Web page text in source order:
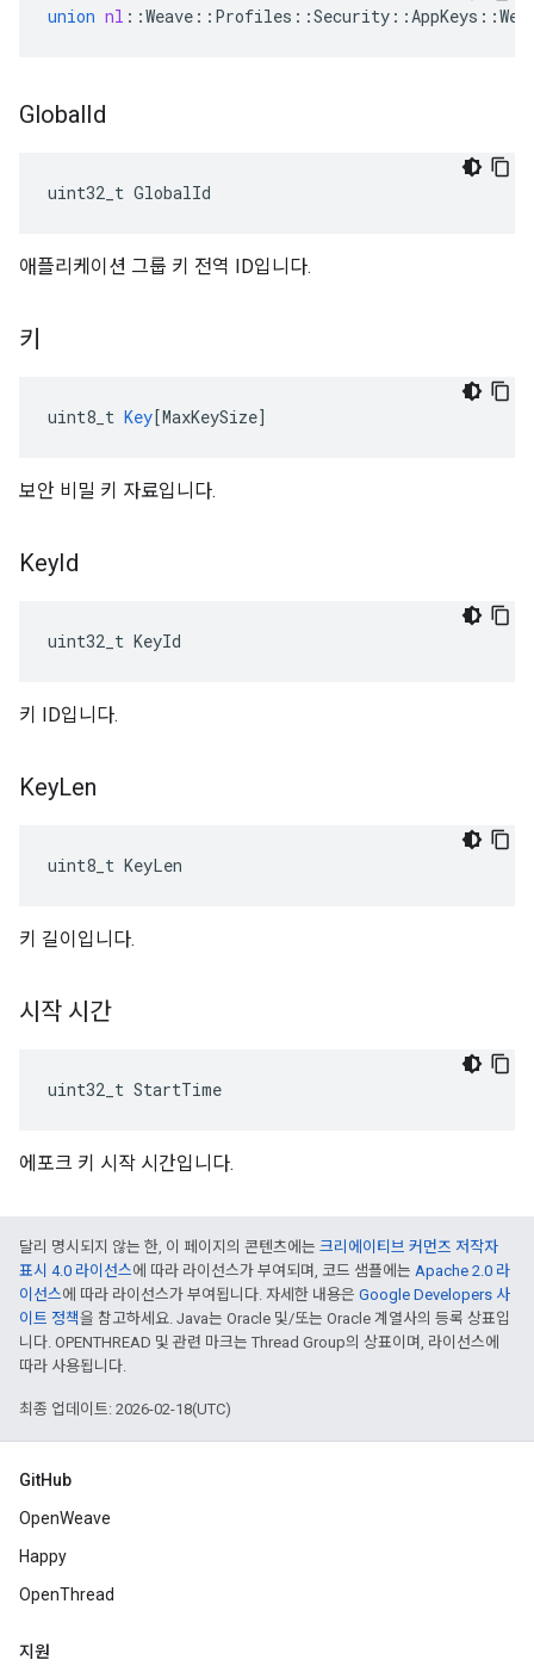
union nl ::Weave :: Profiles ::Security ::AppKeys ::
GlobalId
uint32_t GlobalId
애플리케이션 그룹 키 전역 ID입니다.
키
uint8_t Key[MaxKeySize]
보안 비밀 키 자료입니다.
KeyId
uint32_t KeyId
키 ID입니다.
KeyLen
uint8_t KeyLen
키 길이입니다.
시작 시간
uint32_t StartTime
에포크 키 시작 시간입니다.
달리 명시되지 않는 한, 이 페이지의 콘텐츠에는 크리에이티브 커먼즈 저작자
표시 4.0 라이선스에 따라 라이선스가 부여되며, 코드 샘플에는 Apache 2.0 라
이선스에 따라 라이선스가 부여됩니다. 자세한 내용은 Google Developers 사
이트 정책을 참고하세요. Java는 Oracle 및/또는 Oracle 계열사의 등록 상표입
니다. OPENTHREAD 및 관련 마크는 Thread Group의 상표이며, 라이선스에
따라 사용됩니다.
최종 업데이트: 2026-02-18(UTC)
GitHub
OpenWeave
Happy
OpenThread
지원